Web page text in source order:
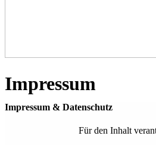
Impressum
Impressum & Datenschutz
Für den Inhalt